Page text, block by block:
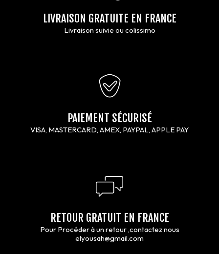
LIVRAISON GRATUITE EN FRANCE
Livraison suivie ou colissimo
PAIEMENT SÉCURISÉ
VISA, MASTERCARD, AMEX, PAYPAL, APPLE PAY
RETOUR GRATUIT EN FRANCE
Pour Procéder à un retour ,contactez nous
elyousah@gmail.com